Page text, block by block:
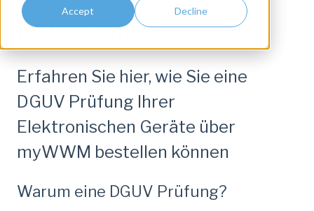
Accept Decline
DGUV Prüfung
Erfahren Sie hier, wie Sie eine
DGUV Prüfung Ihrer
Elektronischen Geräte über
myWWM bestellen können
Warum eine DGUV Prüfung?